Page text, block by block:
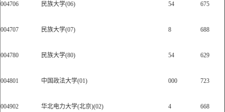
004706 民族大学(06) 54 675
004707 民族大学(07) 8 688
004780 民族大学(80) 54 629
004801 中国政法大学(01) 000 723
004902 华北电力大学(北京)(02) 4 668